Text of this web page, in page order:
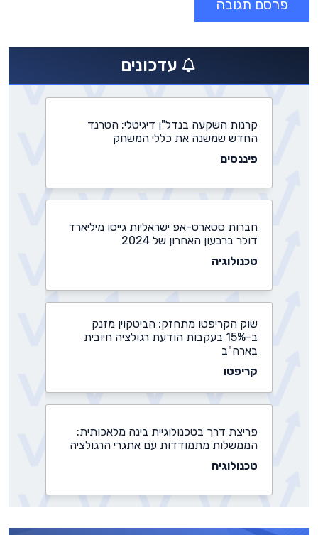
עדכונים
קרנות השקעה בנדל"ן דיגיטלי: הטרנד
החדש שמשנה את כללי המשחק
פיננסים
חברות סטארט-אפ ישראליות גייסו מיליארד
דולר ברבעון האחרון של 2024
טכנולוגיה
שוק הקריפטו מתחזק: הביטקוין מזנק
ב-15% בעקבות הודעת רגולציה חיובית
בארה"ב
קריפטו
פריצת דרך בטכנולוגיית בינה מלאכותית:
הממשלות מתמודדות עם אתגרי הרגולציה
טכנולוגיה